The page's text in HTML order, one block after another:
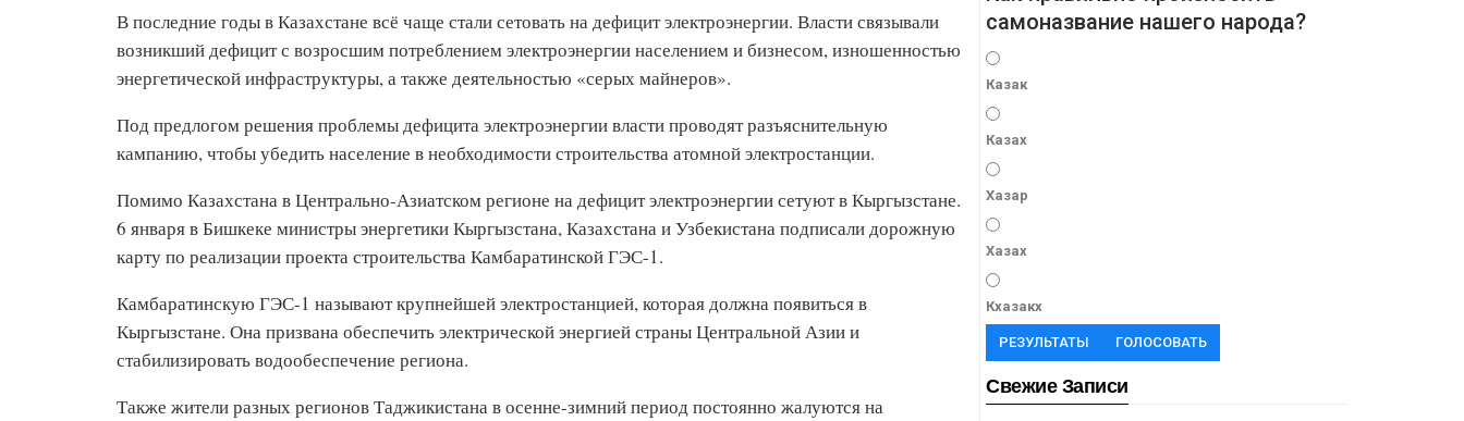
В последние годы в Казахстане всё чаще стали сетовать на дефицит электроэнергии. Власти связывали
возникший дефицит с возросшим потреблением электроэнергии населением и бизнесом, изношенностью
энергетической инфраструктуры, а также деятельностью «серых майнеров».
Под предлогом решения проблемы дефицита электроэнергии власти проводят разъяснительную
кампанию, чтобы убедить население в необходимости строительства атомной электростанции.
Помимо Казахстана в Центрально-Азиатском регионе на дефицит электроэнергии сетуют в Кыргызстане.
6 января в Бишкеке министры энергетики Кыргызстана, Казахстана и Узбекистана подписали дорожную
карту по реализации проекта строительства Камбаратинской ГЭС-1.
Камбаратинскую ГЭС-1 называют крупнейшей электростанцией, которая должна появиться в
Кыргызстане. Она призвана обеспечить электрической энергией страны Центральной Азии и
стабилизировать водообеспечение региона.
Также жители разных регионов Таджикистана в осенне-зимний период постоянно жалуются на
самоназвание нашего народа?
Казак
Казах
Хазар
Хазах
Кхазакх
РЕЗУЛЬТАТЫ ГОЛОСОВАТЬ
Свежие Записи